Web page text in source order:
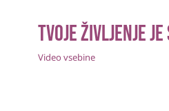
Tvoje življenje je
Video vsebine